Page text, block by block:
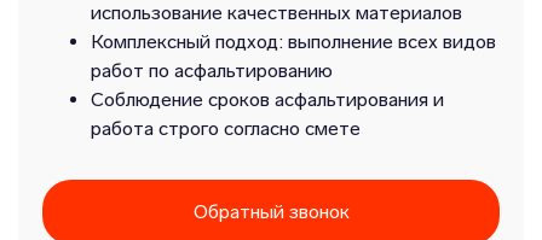
использование качественных материалов
Комплексный подход: выполнение всех видов
работ по асфальтированию
Соблюдение сроков асфальтирования и
работа строго согласно смете
Обратный звонок